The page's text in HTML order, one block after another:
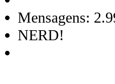
Mensagens:
NERD!